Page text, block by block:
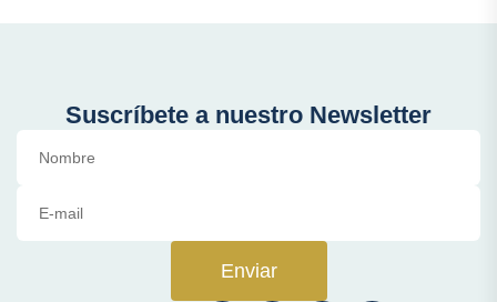
Suscríbete a nuestro Newsletter
Enviar